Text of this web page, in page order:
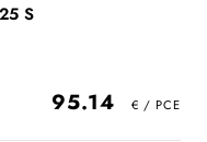
S
95.14